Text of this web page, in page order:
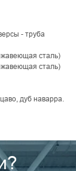
- труба
сталь)
сталь)
дуб наварра.